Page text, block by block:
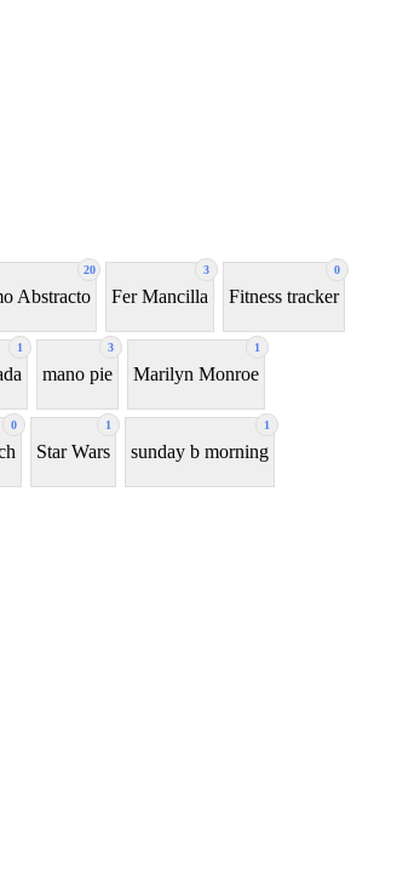
20
Abstracto
3
Fer Mancilla
0
Fitness tracker
1 3
mano pie
1
Marilyn Monroe
0 1
Star Wars
1
sunday b morning